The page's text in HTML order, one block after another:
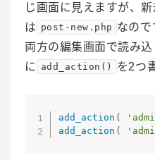
じ画面に見えますが、
は post-new.php なので
両方の編集画面で読み
に add_action() を2つ
add_action (
add_action (